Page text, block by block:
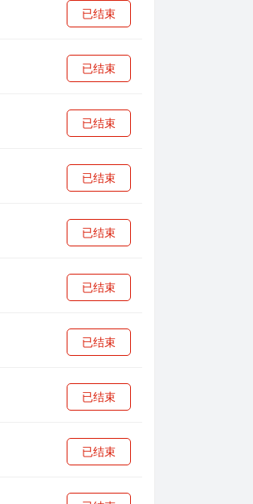
已结束
已结束
已结束
已结束
已结束
已结束
已结束
已结束
已结束